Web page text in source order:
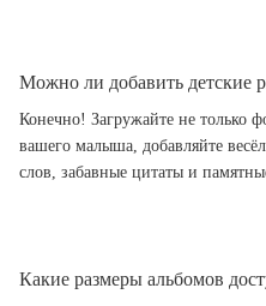
Можно ли добавить детские
Конечно! Загружайте не только
вашего малыша, добавляйте
слов, забавные цитаты и
Какие размеры альбомов